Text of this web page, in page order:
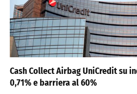
Cash Collect Airbag UniCredit su
0,71% e barriera al 60%